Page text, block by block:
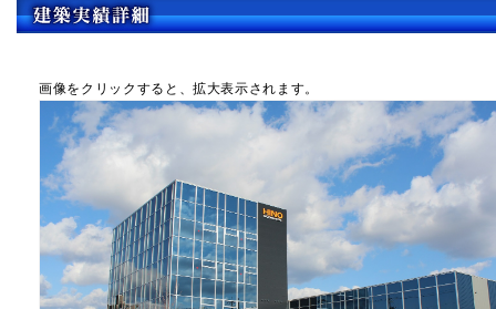
画像をクリックすると、拡大表示されます。